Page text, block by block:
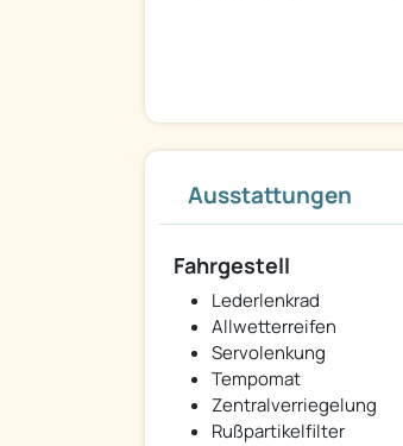
Ausstattungen
Fahrgestell
Lederlenkrad
Allwetterreifen
Servolenkung
Tempomat
Zentralverriegelung
Rußpartikelfilter